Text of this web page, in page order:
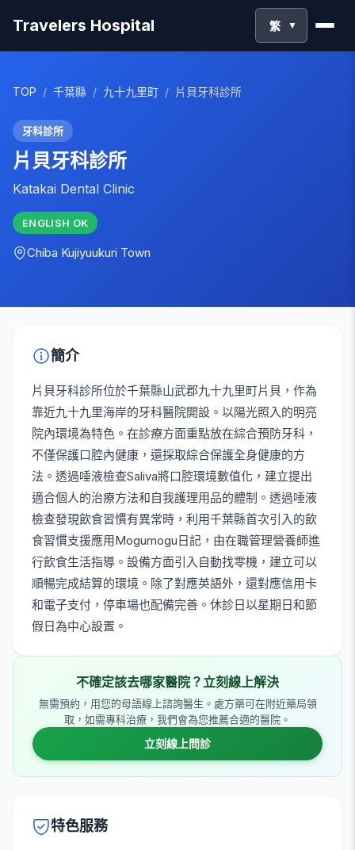
Travelers Hospital 繁 ▼
TOP / 千葉縣 / 九十九里町 / 片貝牙科診所
牙科診所
片貝牙科診所
Katakai Dental Clinic
ENGLISH OK
Chiba Kujiyuukuri Town
簡介
片貝牙科診所位於千葉縣山武郡九十九里町片貝，作為
靠近九十九里海岸的牙科醫院開設。以陽光照入的明亮
院內環境為特色。在診療方面重點放在綜合預防牙科，
不僅保護口腔內健康，還採取綜合保護全身健康的方
法。透過唾液檢查Saliva將口腔環境數值化，建立提出
適合個人的治療方法和自我護理用品的體制。透過唾液
檢查發現飲食習慣有異常時，利用千葉縣首次引入的飲
食習慣支援應用Mogumogu日記，由在職管理營養師進
行飲食生活指導。設備方面引入自動找零機，建立可以
順暢完成結算的環境。除了對應英語外，還對應信用卡
和電子支付，停車場也配備完善。休診日以星期日和節
假日為中心設置。
不確定該去哪家醫院？立刻線上解決
無需預約，用您的母語線上諮詢醫生。處方藥可在附近藥局領
取，如需專科治療，我們會為您推薦合適的醫院。
立刻線上問診
特色服務